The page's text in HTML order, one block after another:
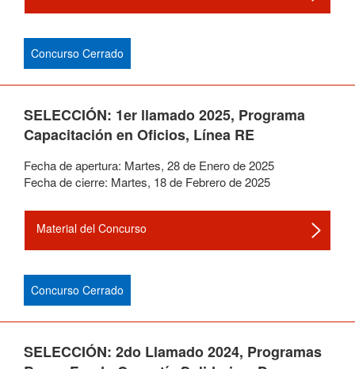
Concurso Cerrado
SELECCIÓN: 1er llamado 2025, Programa
Capacitación en Oficios, Línea RE
Fecha de apertura: Martes, 28de Enerode2025
Fecha de cierre: Martes, 18de Febrerode2025
Material del Concurso
Concurso Cerrado
SELECCIÓN: 2do Llamado 2024, Programas